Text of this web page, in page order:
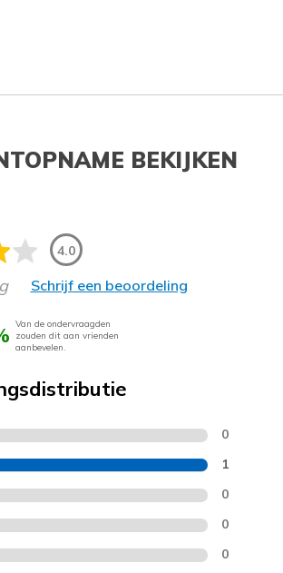
BEKIJKEN
4.0
Schrijf een beoordeling
Van de ondervraagden
zouden dit aan vrienden
aanbevelen.
0
1
0
0
0